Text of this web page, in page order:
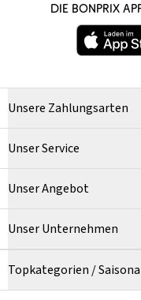
DIE BONPRIX
Unsere Zahlungsarten
Unser Service
Unser Angebot
Unser Unternehmen
Topkategorien /